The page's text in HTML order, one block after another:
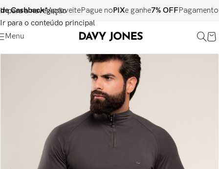
Ir para a navegação
Ir para o conteúdo principal
AproveitePague noPIXe ganhe7% OFFPagamento ematé 6x
Menu